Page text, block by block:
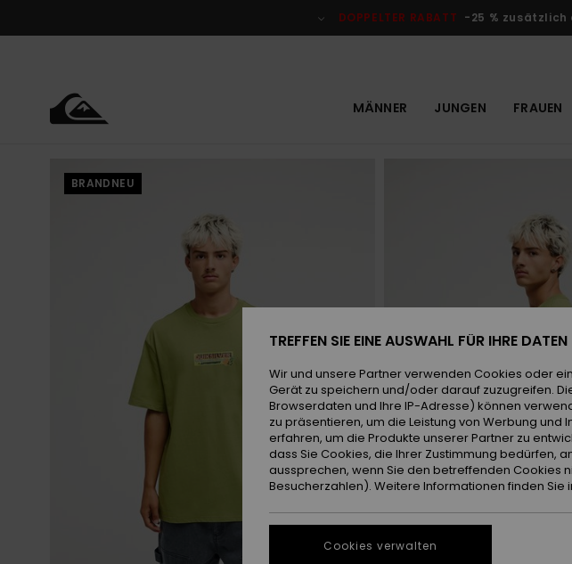
DOPPELTER RABATT -25 %
MÄNNER JUNGEN FRAUEN
BRANDNEU
TREFFEN SIE EINE AUSWAHL FÜR IHRE DATEN
Wir und unsere Partner verwenden Cookies oder
Gerät zu speichern und/oder darauf zuzugreifen.
Browserdaten und Ihre IP-Adresse) können
zu präsentieren, um die Leistung von Werbung und
erfahren, um die Produkte unserer Partner zu
dass Sie Cookies, die Ihrer Zustimmung bedürfen,
aussprechen, wenn Sie den betreffenden Cookies
Besucherzahlen). Weitere Informationen finden Sie
Cookies verwalten